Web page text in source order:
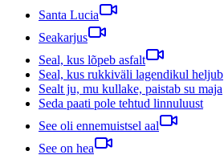
Santa Lucia
Seakarjus
Seal, kus lõpeb asfalt
Seal, kus rukkiväli lagendikul heljub
Sealt ju, mu kullake, paistab su maja
Seda paati pole tehtud linnuluust
See oli ennemuistsel aal
See on hea